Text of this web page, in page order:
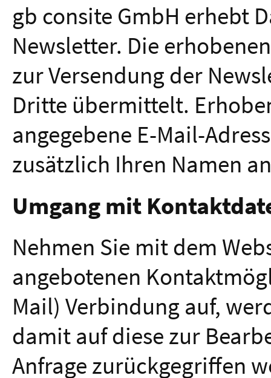
gb consite GmbH erhebt
Newsletter. Die
zur Versendung der
Dritte übermittelt.
angegebene E-Mail-
zusätzlich Ihren Namen
Umgang mit
Nehmen Sie mit dem
angebotenen
Mail) Verbindung auf,
damit auf diese zur
Anfrage zurückgegriffen